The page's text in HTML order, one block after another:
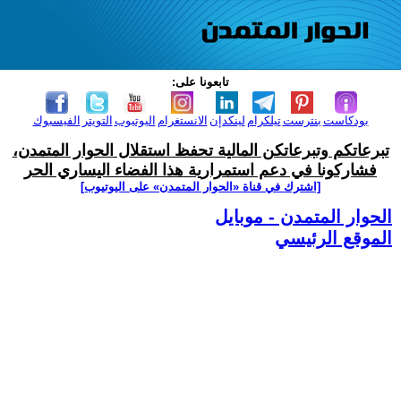
تابعونا على:
الفيسبوك التويتر اليوتيوب الانستغرام لينكدإن تيلكرامبنترست بودكاست
تبرعاتكم وتبرعاتكن المالية تحفظ استقلال الحوار المتمدن،
فشاركونا في دعم استمرارية هذا الفضاء اليساري الحر
[اشترك في قناة ‫«الحوار المتمدن» على اليوتيوب]
الحوار المتمدن - موبايل
الموقع الرئيسي